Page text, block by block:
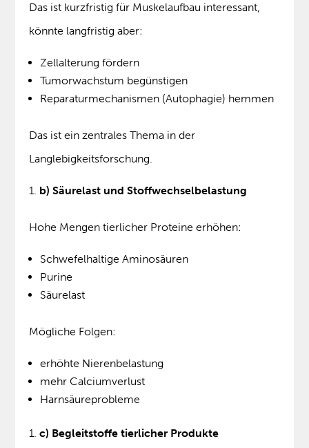
Das ist kurzfristig für Muskelaufbau interessant,
könnte langfristig aber:
Zellalterung fördern
Tumorwachstum begünstigen
Reparaturmechanismen (Autophagie) hemmen
Das ist ein zentrales Thema in der
Langlebigkeitsforschung.
b) Säurelast und Stoffwechselbelastung
Hohe Mengen tierlicher Proteine erhöhen:
Schwefelhaltige Aminosäuren
Purine
Säurelast
Mögliche Folgen:
erhöhte Nierenbelastung
mehr Calciumverlust
Harnsäureprobleme
c) Begleitstoffe tierlicher Produkte